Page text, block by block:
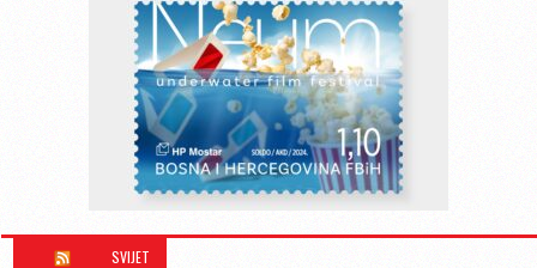
SVIJET